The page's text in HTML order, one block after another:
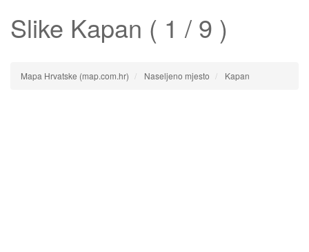
Slike Kapan ( 1 / 9 )
Mapa Hrvatske (map.com.hr) Naseljeno mjesto Kapan